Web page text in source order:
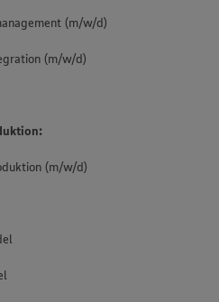
(m/w/d)
(m/w/d)
(m/w/d)